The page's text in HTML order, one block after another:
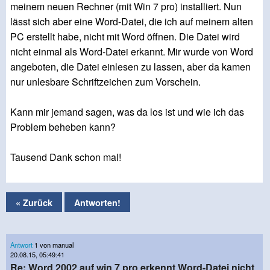
meinem neuen Rechner (mit Win 7 pro) installiert. Nun
lässt sich aber eine Word-Datei, die ich auf meinem alten
PC erstellt habe, nicht mit Word öffnen. Die Datei wird
nicht einmal als Word-Datei erkannt. Mir wurde von Word
angeboten, die Datei einlesen zu lassen, aber da kamen
nur unlesbare Schriftzeichen zum Vorschein.
Kann mir jemand sagen, was da los ist und wie ich das
Problem beheben kann?
Tausend Dank schon mal!
« Zurück Antworten!
Antwort 1 von manual
20.08.15, 05:49:41